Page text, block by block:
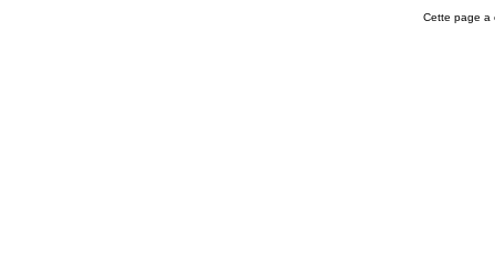
Cette page a